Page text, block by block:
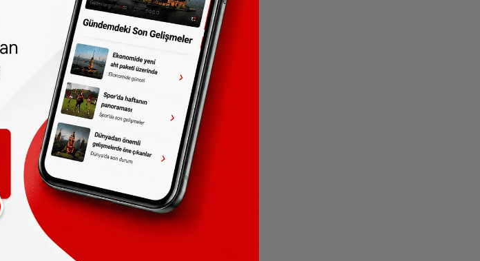
şekil alacağı henüz
trenleri de
tren ile Maastricht
Amsterdam’a
arasındaki
ve azalan satın